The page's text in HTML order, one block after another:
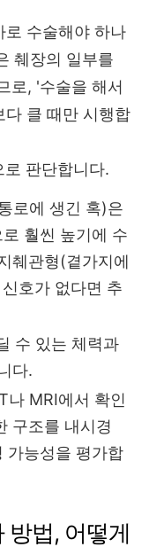
로 수술해야 하나
췌장의 일부를
로, '수술을 해서
다 클 때만 시행합
판단합니다.
로에 생긴 혹)은
훨씬 높기에 수
췌관형(곁가지에
호가 없다면 추
수 있는 체력과
다.
나 MRI에서 확인
구조를 내시경
가능성을 평가합
방법, 어떻게